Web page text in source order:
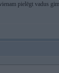
pielēgt vadus